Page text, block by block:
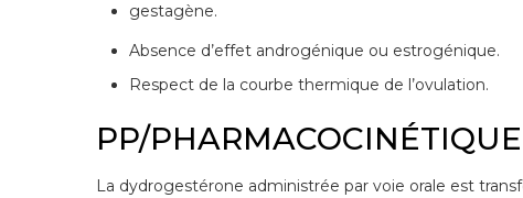
gestagène.
Absence d’effet androgénique ou estrogénique.
Respect de la courbe thermique de l’ovulation.
PP/PHARMACOCINÉTIQUE
La dydrogestérone administrée par voie orale est